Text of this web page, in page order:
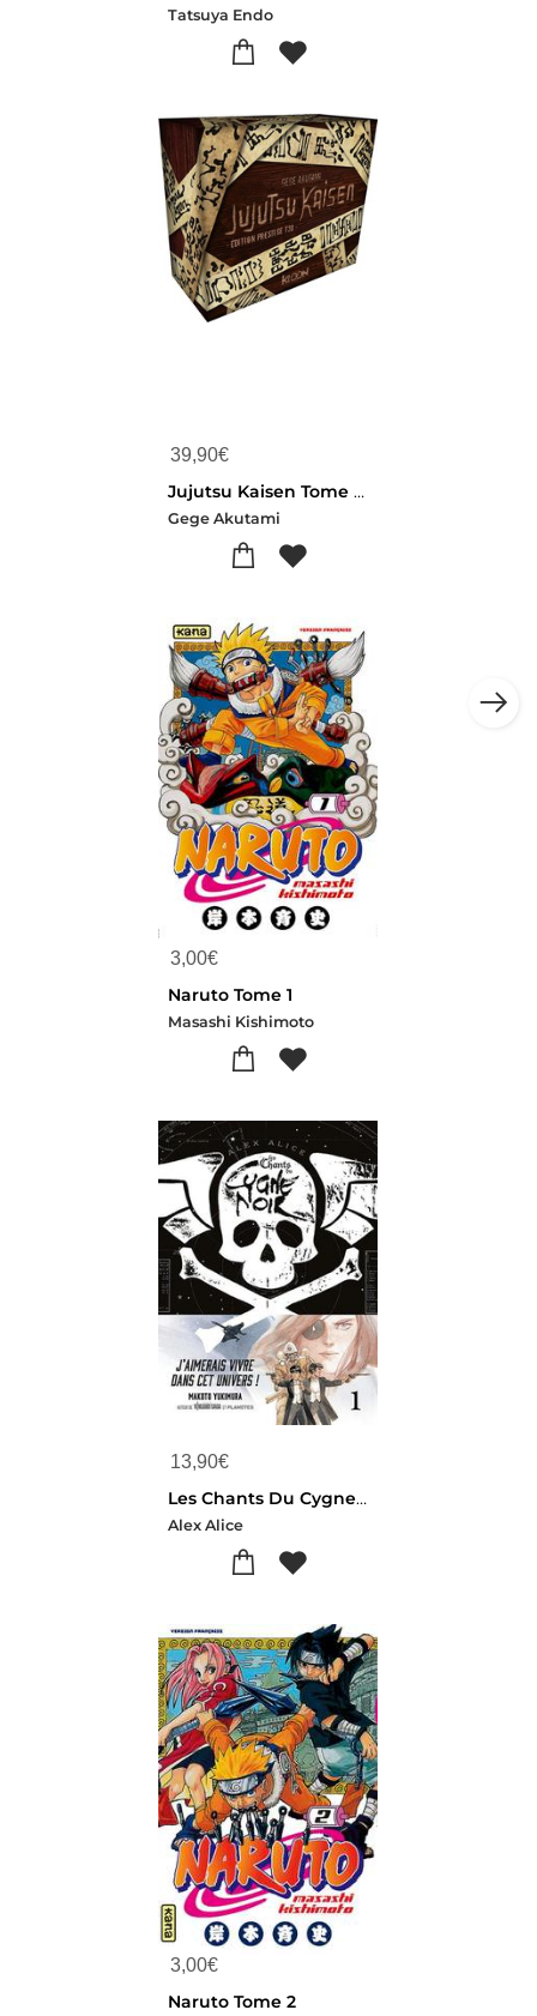
Tatsuya Endo
39,90€
Jujutsu Kaisen Tome 30 : A Partir De Maintenant
Gege Akutami
3,00€
Naruto Tome 1
Masashi Kishimoto
13,90€
Les Chants Du Cygne Noir T1
Alex Alice
3,00€
Naruto Tome 2